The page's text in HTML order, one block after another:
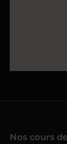
Nos cours